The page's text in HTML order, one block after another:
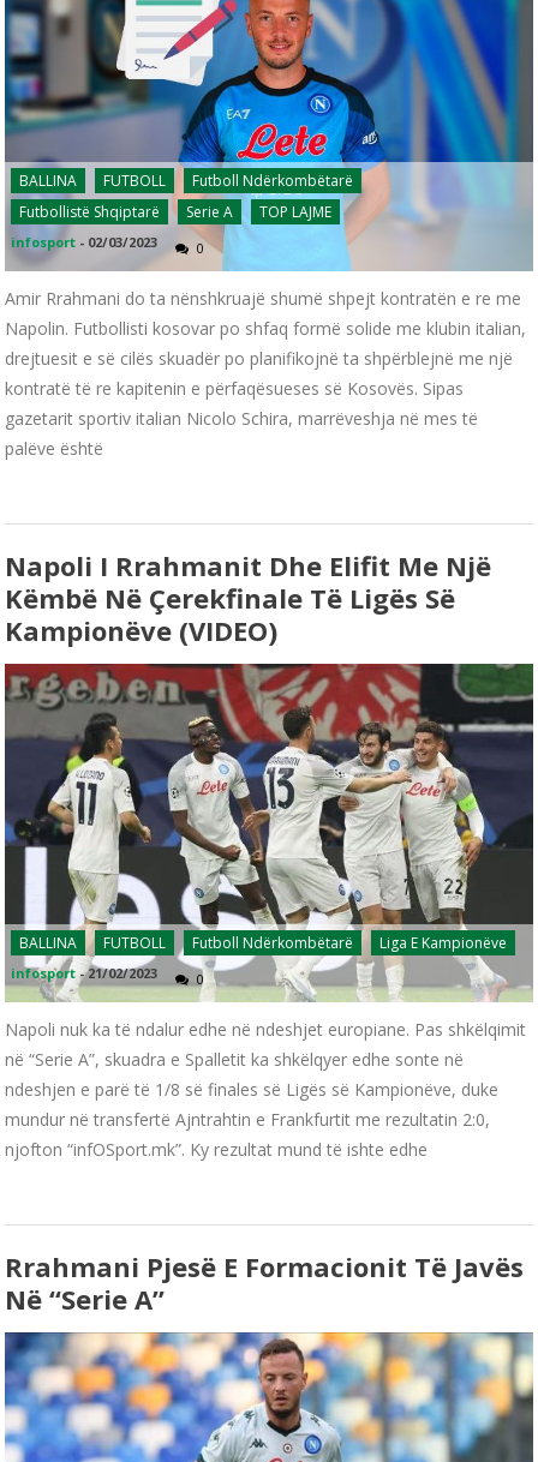
BALLINA FUTBOLL
Futboll Ndërkombëtarë
Futbollistë Shqiptarë
Serie A TOP LAJME
infosport - 02/03/2023 0
Amir Rrahmani do ta nënshkruajë shumë shpejt kontratën e re me
Napolin. Futbollisti kosovar po shfaq formë solide me klubin italian,
drejtuesit e së cilës skuadër po planifikojnë ta shpërblejnë me një
kontratë të re kapitenin e përfaqësueses së Kosovës. Sipas
gazetarit sportiv italian Nicolo Schira, marrëveshja në mes të
palëve është
Napoli I Rrahmanit Dhe Elifit Me Një
Këmbë Në Çerekfinale Të Ligës Së
Kampionëve (VIDEO)
BALLINA FUTBOLL Futboll Ndërkombëtarë Liga E Kampionëve
infosport -21/02/2023 0
Napoli nuk ka të ndalur edhe në ndeshjet europiane. Pas shkëlqimit
në “Serie A”, skuadra e Spalletit ka shkëlqyer edhe sonte në
ndeshjen e parë të 1/8 së finales së Ligës së Kampionëve, duke
mundur në transfertë Ajntrahtin e Frankfurtit me rezultatin 2:0,
njofton “infOSport.mk”. Ky rezultat mund të ishte edhe
Rrahmani Pjesë E Formacionit Të Javës
Në “Serie A”